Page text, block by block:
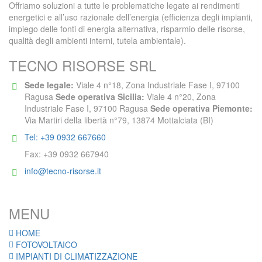
Offriamo soluzioni a tutte le problematiche legate ai rendimenti
energetici e all’uso razionale dell’energia (efficienza degli impianti,
impiego delle fonti di energia alternativa, risparmio delle risorse,
qualità degli ambienti interni, tutela ambientale).
TECNO RISORSE SRL
Sede legale: Viale 4 n°18, Zona Industriale Fase I, 97100
Ragusa Sede operativa Sicilia: Viale 4 n°20, Zona
Industriale Fase I, 97100 Ragusa Sede operativa Piemonte:
Via Martiri della libertà n°79, 13874 Mottalciata (BI)
Tel: +39 0932 667660
Fax: +39 0932 667940
info@tecno-risorse.it
MENU
HOME
FOTOVOLTAICO
IMPIANTI DI CLIMATIZZAZIONE